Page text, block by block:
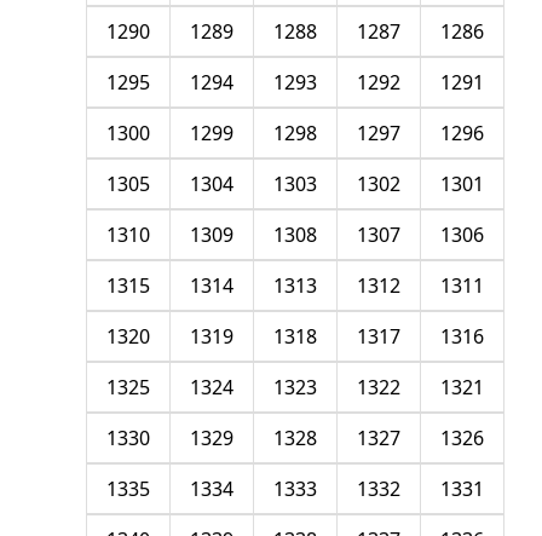
1286
1287
1288
1289
1290
1291
1292
1293
1294
1295
1296
1297
1298
1299
1300
1301
1302
1303
1304
1305
1306
1307
1308
1309
1310
1311
1312
1313
1314
1315
1316
1317
1318
1319
1320
1321
1322
1323
1324
1325
1326
1327
1328
1329
1330
1331
1332
1333
1334
1335